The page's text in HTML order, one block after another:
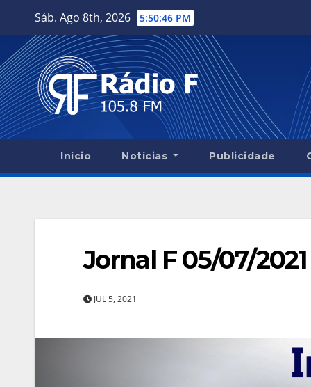
content
Sáb. Ago 8th, 2026 5:50:47 PM
Início Notícias Publicidade
Jornal F 05/07/2021
JUL 5, 2021